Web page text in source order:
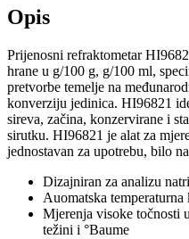
Opis
Prijenosni refraktometar
hrane u g/100 g, g/100 ml,
pretvorbe temelje na
konverziju jedinica. HI96821
sireva, začina, konzervirane i
sirutku. HI96821 je alat za
jednostavan za upotrebu, bilo
Dizajniran za analizu
Auomatska temperaturna
Mjerenja visoke točnosti
težini i °Baume